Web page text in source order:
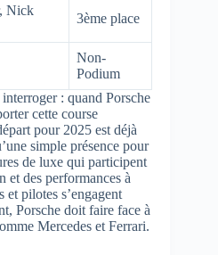
Nick
3ème place
Non-
Podium
: quand Porsche
cette course
pour 2025 est déjà
simple présence pour
de luxe qui participent
et des performances à
pilotes s’engagent
Porsche doit faire face à
Mercedes et Ferrari.